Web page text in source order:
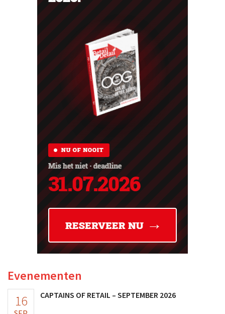
Evenementen
16 CAPTAINS OF RETAIL – SEPTEMBER 2026